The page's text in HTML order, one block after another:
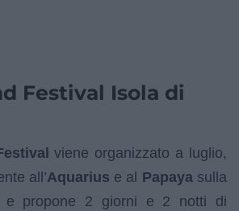
Festival Isola di
viene organizzato a luglio,
all’Aquarius e al Papayasulla
e propone 2 giorni e 2 notti di